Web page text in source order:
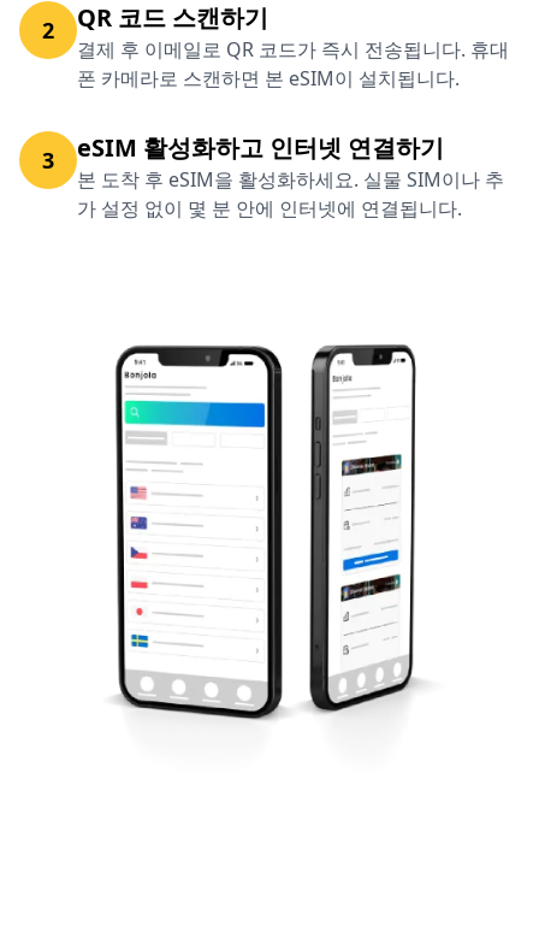
2 QR 코드 스캔하기
결제 후 이메일로 QR 코드가 즉시 전송됩니다. 휴대
폰 카메라로 스캔하면 본 eSIM이 설치됩니다.
3 eSIM 활성화하고 인터넷 연결하기
본 도착 후 eSIM을 활성화하세요. 실물 SIM이나 추
가 설정 없이 몇 분 안에 인터넷에 연결됩니다.